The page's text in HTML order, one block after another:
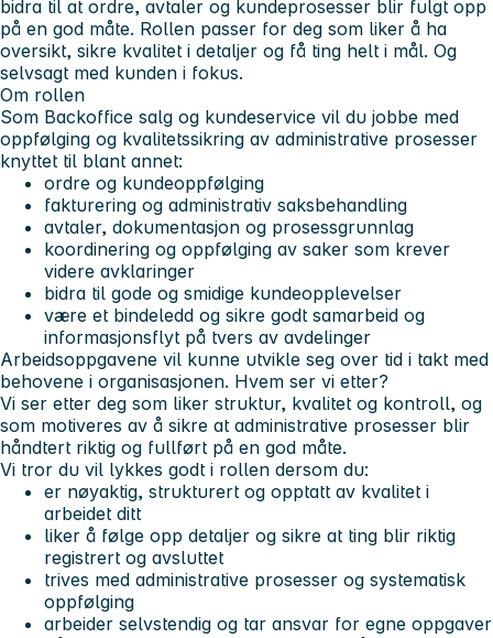
bidra til at ordre, avtaler og kundeprosesser blir fulgt opp
på en god måte. Rollen passer for deg som liker å ha
oversikt, sikre kvalitet i detaljer og få ting helt i mål. Og
selvsagt med kunden i fokus.
Om rollen
Som Backoffice salg og kundeservice vil du jobbe med
oppfølging og kvalitetssikring av administrative prosesser
knyttet til blant annet:
ordre og kundeoppfølging
fakturering og administrativ saksbehandling
avtaler, dokumentasjon og prosessgrunnlag
koordinering og oppfølging av saker som krever
videre avklaringer
bidra til gode og smidige kundeopplevelser
være et bindeledd og sikre godt samarbeid og
informasjonsflyt på tvers av avdelinger
Arbeidsoppgavene vil kunne utvikle seg over tid i takt med
behovene i organisasjonen. Hvem ser vi etter?
Vi ser etter deg som liker struktur, kvalitet og kontroll, og
som motiveres av å sikre at administrative prosesser blir
håndtert riktig og fullført på en god måte.
Vi tror du vil lykkes godt i rollen dersom du:
er nøyaktig, strukturert og opptatt av kvalitet i
arbeidet ditt
liker å følge opp detaljer og sikre at ting blir riktig
registrert og avsluttet
trives med administrative prosesser og systematisk
oppfølging
arbeider selvstendig og tar ansvar for egne oppgaver